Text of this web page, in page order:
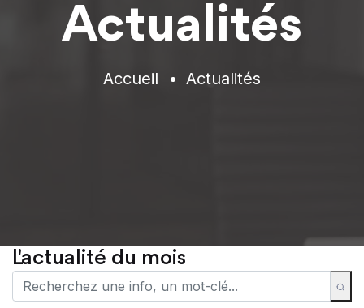
Actualités
Accueil Actualités
L'actualité du mois